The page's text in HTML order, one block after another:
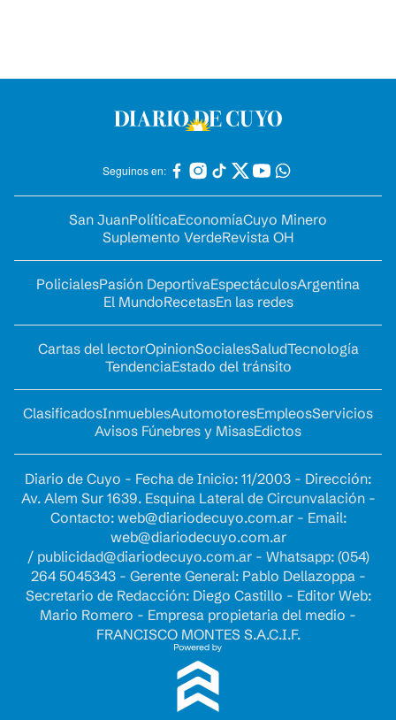
Seguinos en:
San JuanPolíticaEconomíaCuyo Minero
Suplemento VerdeRevista OH
PolicialesPasión DeportivaEspectáculosArgentina
El MundoRecetasEn las redes
Cartas del lectorOpinionSocialesSaludTecnología
TendenciaEstado del tránsito
ClasificadosInmueblesAutomotoresEmpleosServicios
Avisos Fúnebres y MisasEdictos
Diario de Cuyo - Fecha de Inicio: 11/2003 - Dirección:
Av. Alem Sur 1639. Esquina Lateral de Circunvalación -
Contacto: web@diariodecuyo.com.ar- Email:
web@diariodecuyo.com.ar
/ publicidad@diariodecuyo.com.ar- Whatsapp: (054)
264 5045343 - Gerente General: Pablo Dellazoppa -
Secretario de Redacción: Diego Castillo - Editor Web:
Mario Romero - Empresa propietaria del medio -
FRANCISCO MONTES S.A.C.I.F.